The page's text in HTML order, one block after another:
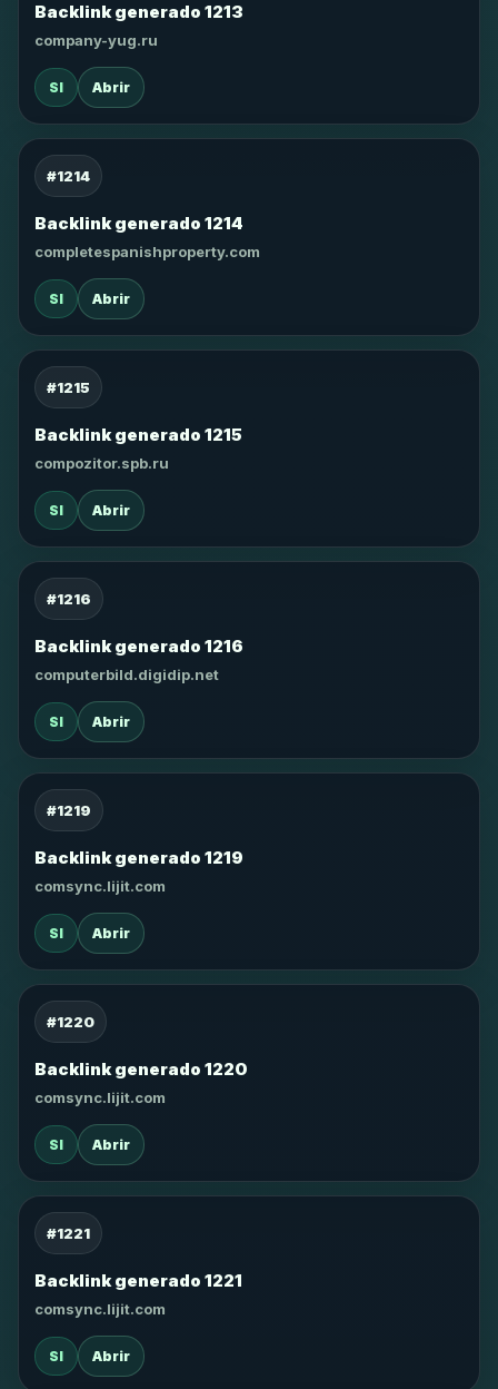
Backlink generado 1213
company-yug.ru
SI Abrir
#1214
Backlink generado 1214
completespanishproperty.com
SI Abrir
#1215
Backlink generado 1215
compozitor.spb.ru
SI Abrir
#1216
Backlink generado 1216
computerbild.digidip.net
SI Abrir
#1219
Backlink generado 1219
comsync.lijit.com
SI Abrir
#1220
Backlink generado 1220
comsync.lijit.com
SI Abrir
#1221
Backlink generado 1221
comsync.lijit.com
SI Abrir